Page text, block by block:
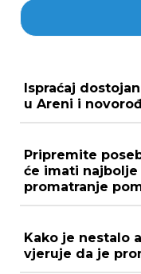
Ispraćaj
u Areni i
Pripremite
će imati
promatranje
Kako je nestalo
vjeruje da je